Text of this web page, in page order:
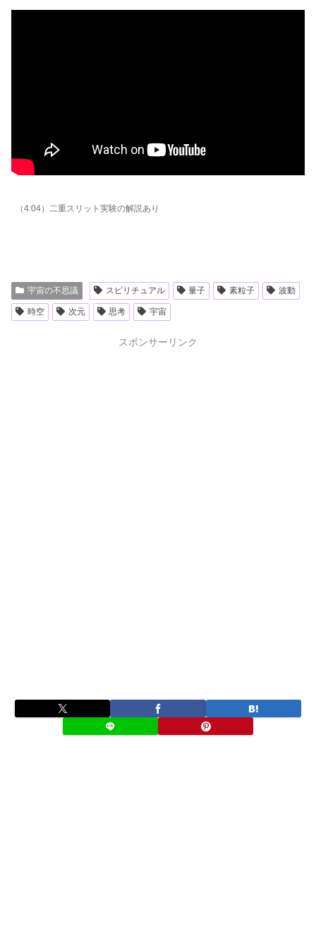
（4:04）二重スリット実験の解説あり
宇宙の不思議 スピリチュアル 量子 素粒子 波動
時空 次元 思考 宇宙
スポンサーリンク